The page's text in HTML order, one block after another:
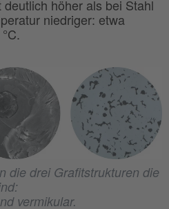
höher als bei Stahl
niedriger: etwa
die drei Grafitstrukturen die
vermikular.